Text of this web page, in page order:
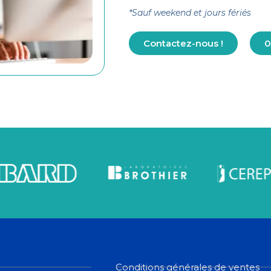
*Sauf weekend et jours fériés
Contactez-nous !
Conditions générales de ventes